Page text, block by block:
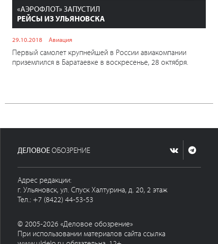
«АЭРОФЛОТ» ЗАПУСТИЛ
РЕЙСЫ ИЗ УЛЬЯНОВСКА
29.10.2018 Авиация
Первый самолет крупнейшей в России авиакомпании
приземлился в Баратаевке в воскресенье, 28 октября.
ДЕЛОВОЕОБОЗРЕНИЕ
Адрес редакции:
г. Ульяновск, ул. Спуск Халтурина, д. 20, 2 этаж
Тел.: +7 (8422) 44-53-53
© 2005-2026 «Деловое обозрение»
При использовании материалов сайта ссылка